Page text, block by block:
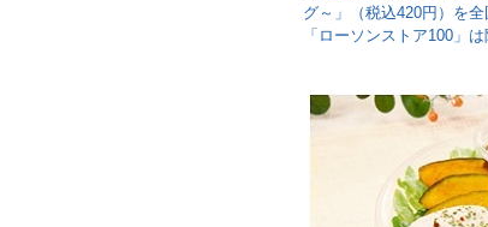
グ～」（税込420円）を
「ローソンストア100」